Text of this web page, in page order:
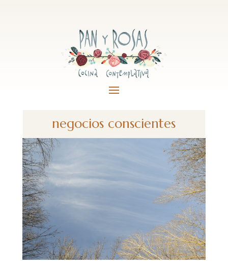
negocios conscientes